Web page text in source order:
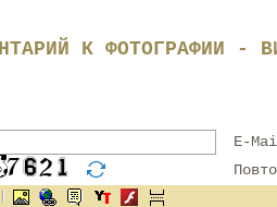
К ФОТОГРАФИИ -
E-